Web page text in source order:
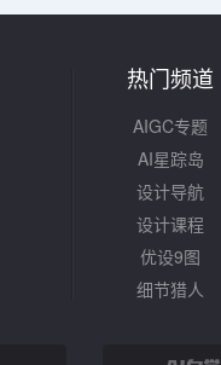
热门频道
AIGC专题
AI星踪岛
设计导航
设计课程
优设9图
细节猎人